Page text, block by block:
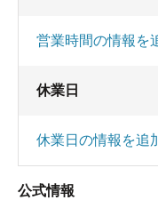
営業時間の情報を
休業日
休業日の情報を追
公式情報